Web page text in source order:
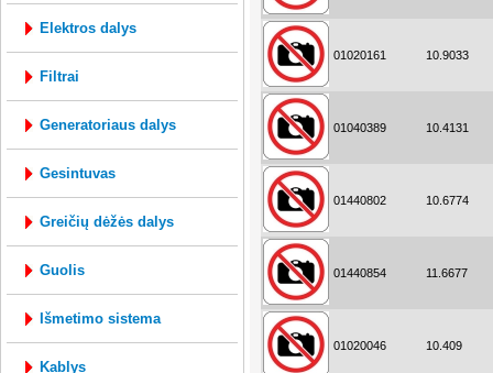
elektros dalys
filtrai
generatoriaus dalys
gesintuvas
greičių dėžės dalys
guolis
išmetimo sistema
kablys
01020161 10.9033
01040389 10.4131
01440802 10.6774
01440854 11.6677
01020046 10.409